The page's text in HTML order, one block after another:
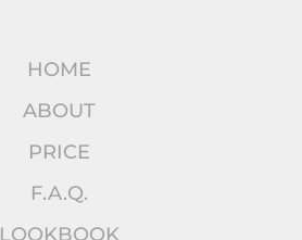
HOME
ABOUT
PRICE
F.A.Q.
LOOKBOOK